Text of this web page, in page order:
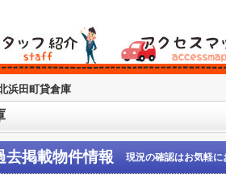
浜田町貸倉庫
去掲載物件情報 現況の確認はお気軽に